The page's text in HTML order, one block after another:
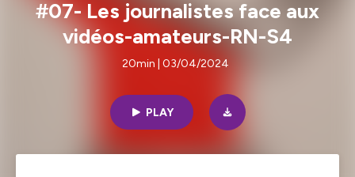
#07- Les journalistes face aux
vidéos-amateurs-RN-S4
20min | 03/04/2024
PLAY